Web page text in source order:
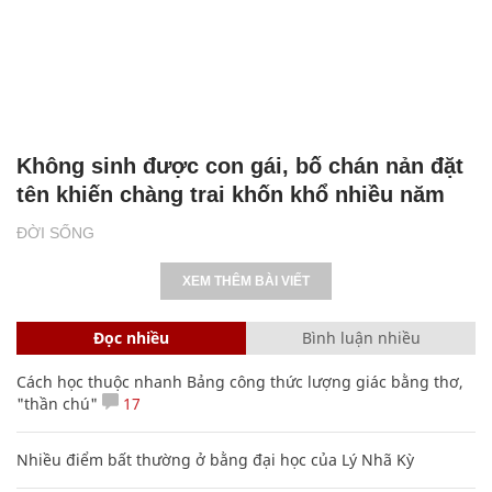
ĐỜI SỐNG
Không sinh được con gái, bố chán nản đặt
tên khiến chàng trai khốn khổ nhiều năm
XEM THÊM BÀI VIẾT
Đọc nhiều Bình luận nhiều
Cách học thuộc nhanh Bảng công thức lượng giác bằng thơ,
"thần chú"
17
Nhiều điểm bất thường ở bằng đại học của Lý Nhã Kỳ